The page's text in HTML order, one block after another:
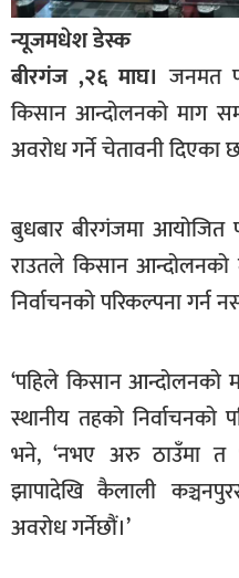
अन्तराष्ट्रिय
अन्तरबार्ता
अर्थ
खेलकुद
फोटो
/
भिडियो
समाज
शिक्षा
विचार
स्वास्थ्य
न्यूजमधेश डेस्क
बीरगंज ,२६ माघ। जनमत
किसान आन्दोलनको माग
अवरोध गर्ने चेतावनी दिएका
बुधबार बीरगंजमा आयोजित
राउतले किसान
निर्वाचनको परिकल्पना गर्न
‘पहिले किसान आन्दोलनको
स्थानीय तहको निर्वाचनको
भने, ‘नभए अरु ठाउँमा त
झापादेखि कैलाली
अवरोध गर्नेछौं।’